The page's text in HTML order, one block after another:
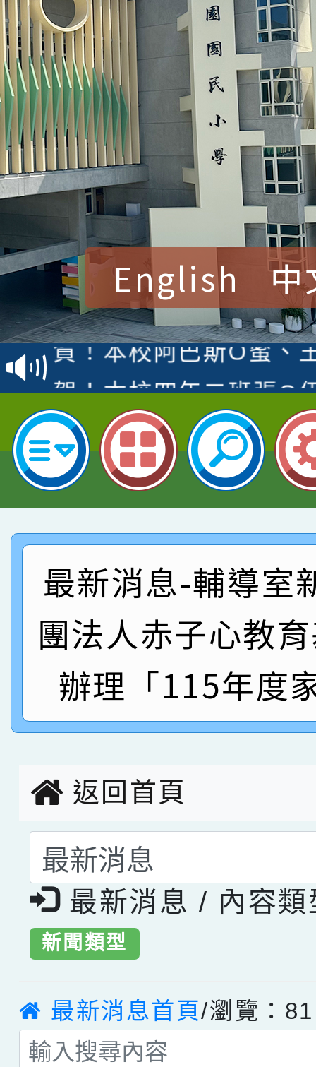
English 中
賀！本校參加桃園市中
賽 洪綺君教師榮獲社
名
賀！本校阿巴斯O蜜、
倩參加桃園市科展 國
名 指導老師王老師、
賀！本校四年二班張O
園市英語競賽國小朗讀
指導老師林老師
賀！本校參加桃園市中
賽 劉文瑛教師榮獲教
臺灣台語-第二名
賀！本校參與2026世
市賽榮獲科學小創客佳
創客第三名。
賀！本校參加桃園市中
賽 洪綺君教師榮獲社
名
賀！本校阿巴斯O蜜、
倩參加桃園市科展 國
名 指導老師王老師、
賀！本校四年二班張O
園市英語競賽國小朗讀
賀！本校參加桃園市中
臺灣台語-第二名
賀！本校參與2026世
市賽榮獲科學小創客佳
最新消息-輔導室
團法人赤子心教
辦理「115年度
返回首頁
選擇後頁面內容會更
最新消息 / 內容類
新聞類型
最新消息首頁/瀏覽：81